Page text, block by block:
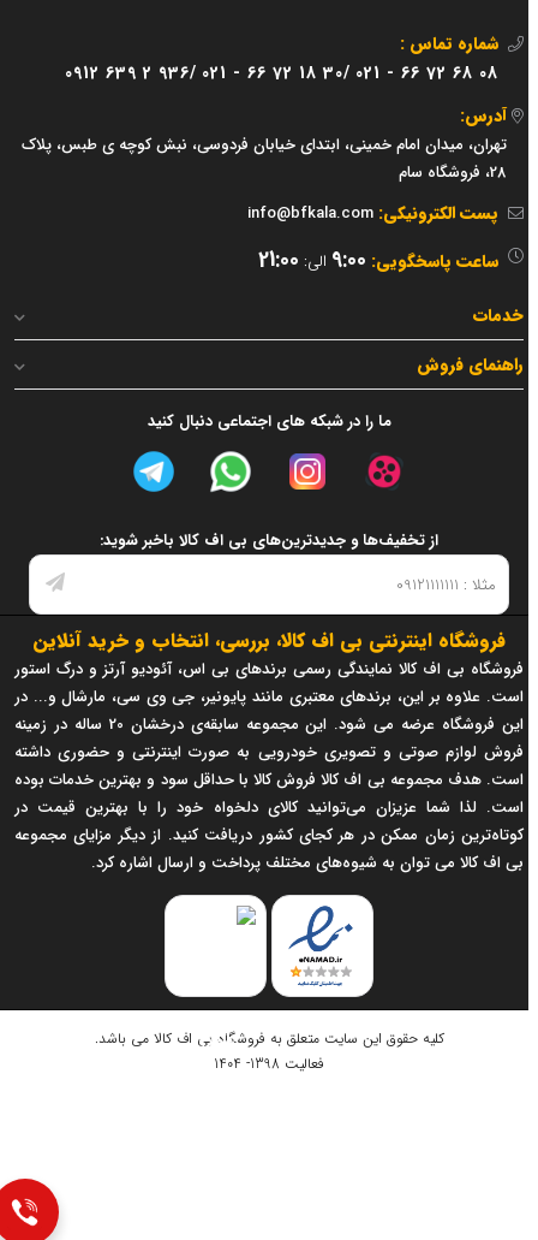
شماره تماس :
021 - 66 72 68 08
021 - 66 72 18 30/
0912 639 2 936/
آدرس:
تهران، میدان امام خمینی، ابتدای خیابان فردوسی، نبش کوچه ی طبس، پلاک
28، فروشگاه سام
پست الکترونیکی:info@bfkala.com
ساعت پاسخگویی:9:00الی:21:00
خدمات
راهنمای فروش
ما را در شبکه های اجتماعی دنبال کنید
از تخفیف‌ها و جدیدترین‌های بی اف کالا باخبر شوید:
فروشگاه اینترنتی بی اف کالا، بررسی، انتخاب و خرید آنلاین
فروشگاه بی اف کالا نمایندگی رسمی برندهای بی اس، آئودیو آرتز و درگ استور
است. علاوه بر این، برندهای معتبری مانند پایونیر، جی وی سی، مارشال و... در
این فروشگاه عرضه می شود. این مجموعه سابقه‌ی درخشان 20 ساله در زمینه
فروش لوازم صوتی و تصویری خودرویی به صورت اینترنتی و حضوری داشته
است. هدف مجموعه بی اف کالا فروش کالا با حداقل سود و بهترین خدمات بوده
است. لذا شما عزیزان می‌توانید کالای دلخواه خود را با بهترین قیمت در
کوتاه‌ترین زمان ممکن در هر کجای کشور دریافت کنید. از دیگر مزایای مجموعه
بی اف کالا می توان به شیوه‌های مختلف پرداخت و ارسال اشاره کرد.
کلیه حقوق این سایت متعلق بهفروشگاه بی اف کالامی باشد.
فعالیت 1398- 1404